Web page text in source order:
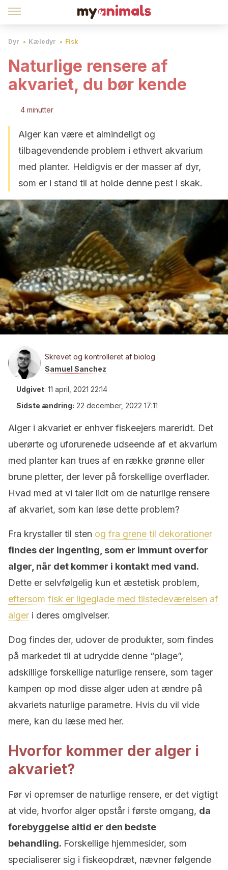
Dyr Kæledyr Fisk
Naturlige rensere af
akvariet, du bør kende
4 minutter
Alger kan være et almindeligt og
tilbagevendende problem i ethvert akvarium
med planter. Heldigvis er der masser af dyr,
som er i stand til at holde denne pest i skak.
Skrevet og kontrolleret af biolog
Samuel Sanchez
Udgivet: 11 april, 2021 22:14
Sidste ændring: 22 december, 2022 17:11
Alger i akvariet er enhver fiskeejers mareridt. Det
uberørte og uforurenede udseende af et akvarium
med planter kan trues af en række grønne eller
brune pletter, der lever på forskellige overflader.
Hvad med at vi taler lidt om de naturlige rensere
af akvariet, som kan løse dette problem?
Fra krystaller til sten og fra grene til dekorationer
findes der ingenting, som er immunt overfor
alger, når det kommer i kontakt med vand.
Dette er selvfølgelig kun et æstetisk problem,
eftersom fisk er ligeglade med tilstedeværelsen af
alger i deres omgivelser.
Dog findes der, udover de produkter, som findes
på markedet til at udrydde denne “plage”,
adskillige forskellige naturlige rensere, som tager
kampen op mod disse alger uden at ændre på
akvariets naturlige parametre. Hvis du vil vide
mere, kan du læse med her.
Hvorfor kommer der alger i
akvariet?
Før vi opremser de naturlige rensere, er det vigtigt
at vide, hvorfor alger opstår i første omgang, da
forebyggelse altid er den bedste
behandling. Forskellige hjemmesider, som
specialiserer sig i fiskeopdræt, nævner følgende